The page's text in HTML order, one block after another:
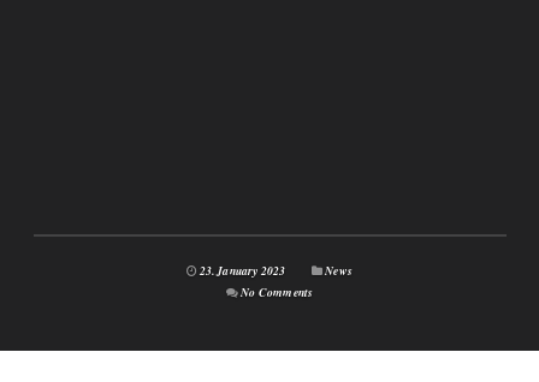
23. January 2023
News
No Comments